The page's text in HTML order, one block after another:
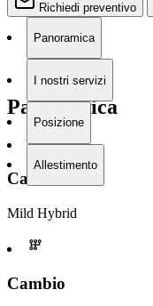
Richiedi preventivo
Panoramica
I nostri servizi
Posizione
Allestimento
Panoramica
Carburante
Mild Hybrid
Cambio